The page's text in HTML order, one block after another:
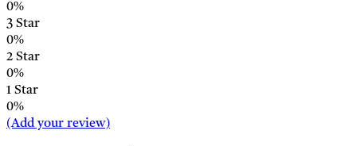
0%
3 Star
0%
2 Star
0%
1 Star
0%
(Add your review)